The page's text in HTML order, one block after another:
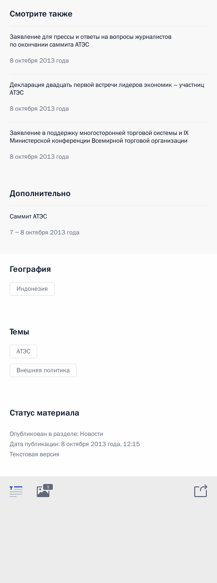
Смотрите также
Заявление для прессы и ответы на вопросы журналистов
по окончании саммита АТЭС
8 октября 2013 года
Декларация двадцать первой встречи лидеров экономик – участниц
АТЭС
8 октября 2013 года
Заявление в поддержку многосторонней торговой системы и IX
Министерской конференции Всемирной торговой организации
8 октября 2013 года
Дополнительно
Саммит АТЭС
7 − 8 октября 2013 года
География
Индонезия
Темы
АТЭС
Внешняя политика
Статус материала
Опубликован в разделе: Новости
Дата публикации:8 октября 2013 года, 12:15
Текстовая версия
5